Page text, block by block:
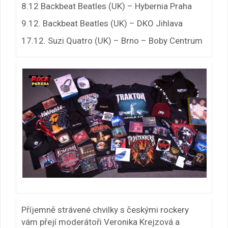
8.12 Backbeat Beatles (UK) – Hybernia Praha
9.12. Backbeat Beatles (UK) – DKO Jihlava
17.12. Suzi Quatro (UK) – Brno – Boby Centrum
Příjemně strávené chvilky s českými rockery
vám přejí moderátoři Veronika Krejzová a